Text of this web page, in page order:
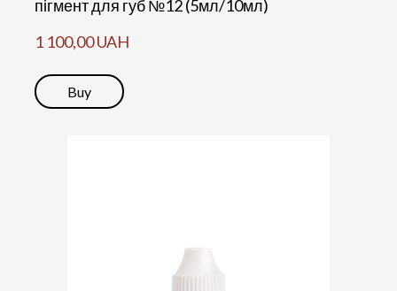
пігмент для губ №12 (5мл/10мл)
1 100,00 UAH
Buy